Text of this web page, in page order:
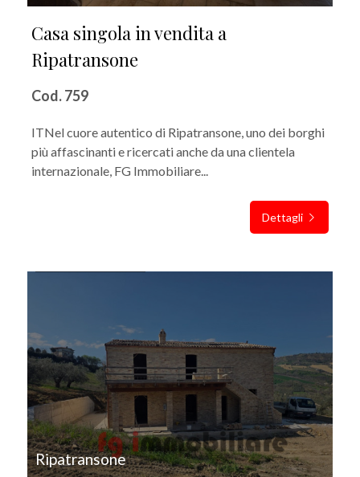
Casa singola in vendita a
Ripatransone
Cod. 759
ITNel cuore autentico di Ripatransone, uno dei borghi
più affascinanti e ricercati anche da una clientela
internazionale, FG Immobiliare...
Dettagli
Ripatransone